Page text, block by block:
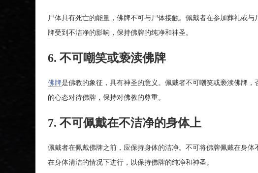
尸体具有死亡的能量，佛牌不可与尸体接触。佩戴者在参加葬礼或
牌受到不洁净的影响，保持佛牌的纯净和神圣。
6. 不可嘲笑或亵渎佛牌
佛牌是佛教的象征，具有神圣的意义。佩戴者不可嘲笑或亵渎佛牌
的心态对待佛牌，保持对佛教的尊重。
7. 不可佩戴在不洁净的身体上
佩戴者在佩戴佛牌之前，应保持身体的洁净。不可将佛牌佩戴在身
在身体清洁的情况下进行，以保持佛牌的纯净和神圣。